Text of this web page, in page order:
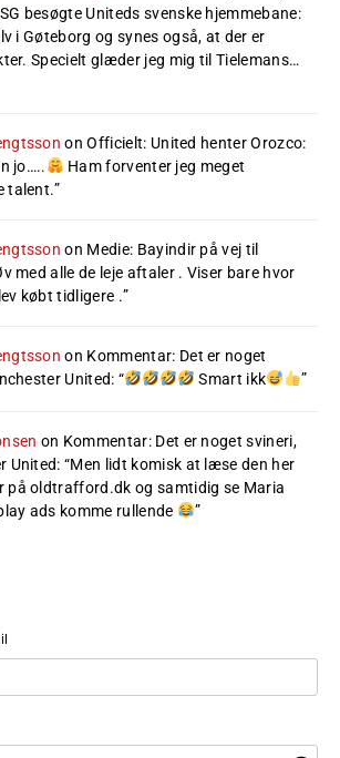
besøgte Uniteds svenske hjemmebane:
i Gøteborg og synes også, at der er
Specielt glæder jeg mig til Tielemans…
onOfficielt: United henter Orozco:
jo…..
Ham forventer jeg meget
talent.”
on Medie: Bayindir på vej til
med alle de leje aftaler . Viser bare hvor
købt tidligere .”
on Kommentar: Det er noget
United: “ Smart ikk ”
on Kommentar: Det er noget svineri,
United: “Men lidt komisk at læse den her
på oldtrafford.dk og samtidig se Maria
ads komme rullende
”